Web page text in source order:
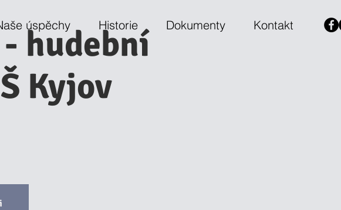
úspěchy Historie Dokumenty Kontakt
hudební
Kyjov